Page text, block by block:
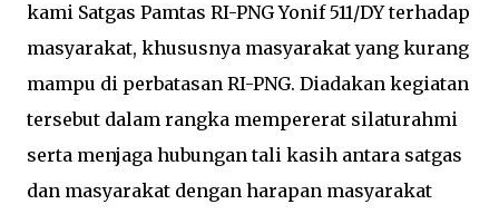
kami Satgas Pamtas RI-PNG Yonif 511/DY terhadap
masyarakat, khususnya masyarakat yang kurang
mampu di perbatasan RI-PNG. Diadakan kegiatan
tersebut dalam rangka mempererat silaturahmi
serta menjaga hubungan tali kasih antara satgas
dan masyarakat dengan harapan masyarakat